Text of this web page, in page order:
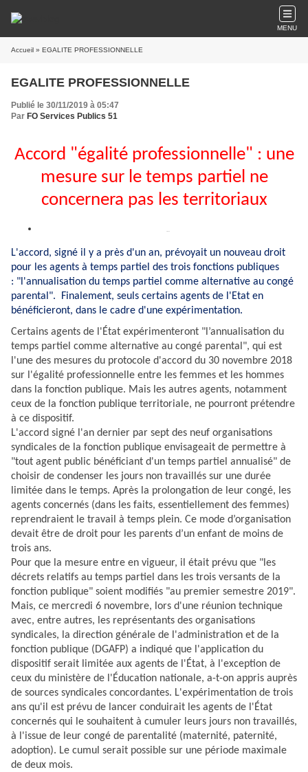
MENU
Accueil » EGALITE PROFESSIONNELLE
EGALITE PROFESSIONNELLE
Publié le 30/11/2019 à 05:47
Par FO Services Publics 51
Accord "égalité professionnelle" : une
mesure sur le temps partiel ne
concernera pas les territoriaux
L'accord, signé il y a près d'un an, prévoyait un nouveau droit
pour les agents à temps partiel des trois fonctions publiques
: "l'annualisation du temps partiel comme alternative au congé
parental". Finalement, seuls certains agents de l'Etat en
bénéficieront, dans le cadre d'une expérimentation.
Certains agents de l'État expérimenteront "l’annualisation du
temps partiel comme alternative au congé parental", qui est
l'une des mesures du protocole d'accord du 30 novembre 2018
sur l'égalité professionnelle entre les femmes et les hommes
dans la fonction publique. Mais les autres agents, notamment
ceux de la fonction publique territoriale, ne pourront prétendre
à ce dispositif.
L'accord signé l'an dernier par sept des neuf organisations
syndicales de la fonction publique envisageait de permettre à
"tout agent public bénéficiant d'un temps partiel annualisé" de
choisir de condenser les jours non travaillés sur une durée
limitée dans le temps. Après la prolongation de leur congé, les
agents concernés (dans les faits, essentiellement des femmes)
reprendraient le travail à temps plein. Ce mode d’organisation
devait être de droit pour les parents d’un enfant de moins de
trois ans.
Pour que la mesure entre en vigueur, il était prévu que "les
décrets relatifs au temps partiel dans les trois versants de la
fonction publique" soient modifiés "au premier semestre 2019".
Mais, ce mercredi 6 novembre, lors d'une réunion technique
avec, entre autres, les représentants des organisations
syndicales, la direction générale de l'administration et de la
fonction publique (DGAFP) a indiqué que l'application du
dispositif serait limitée aux agents de l'État, à l'exception de
ceux du ministère de l'Éducation nationale, a-t-on appris auprès
de sources syndicales concordantes. L'expérimentation de trois
ans qu'il est prévu de lancer conduirait les agents de l'État
concernés qui le souhaitent à cumuler leurs jours non travaillés,
à l'issue de leur congé de parentalité (maternité, paternité,
adoption). Le cumul serait possible sur une période maximale
de deux mois.